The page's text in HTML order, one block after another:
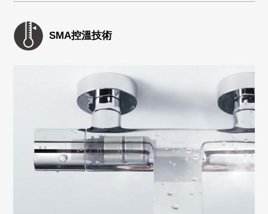
SMA控溫技術